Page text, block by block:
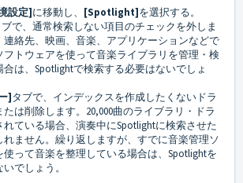
設定]に移動し、 [Spotlight]を選択する。
ブで、通常検索しない項目のチェックを外しま
連絡先、映画、音楽、アプリケーションなどで
フトウェアを使って音楽ライブラリを管理・検
は、Spotlightで検索する必要はないでしょ
]タブで、インデックスを作成したくないドラ
は削除します。20,000曲のライブラリ・ドラ
れている場合、演奏中にSpotlightに検索させた
れません。繰り返しますが、すでに音楽管理ソ
使って音楽を整理している場合は、Spotlightを
でしょう。